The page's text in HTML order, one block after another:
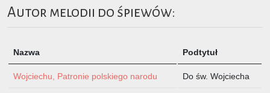
Autor melodii do śpiewów:
Nazwa Podtytuł
Wojciechu, Patronie polskiego narodu Do św. Wojciecha